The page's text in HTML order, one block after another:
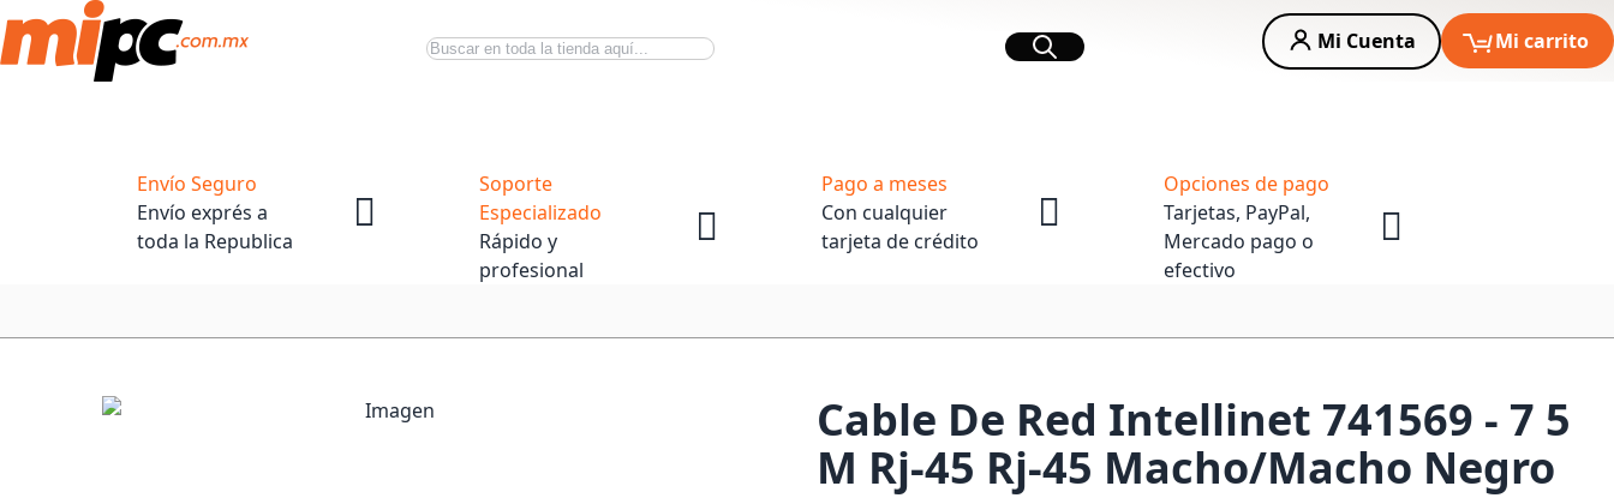
Buscar Buscar
Mi Cuenta Mi carrito
Envío Seguro
Envío exprés a
toda la Republica
Soporte
Especializado
Rápido y
profesional
Pago a meses
Con cualquier
tarjeta de crédito
Opciones de pago
Tarjetas, PayPal,
Mercado pago o
efectivo
Cable De Red Intellinet 741569 - 7 5
M Rj-45 Rj-45 Macho/Macho Negro